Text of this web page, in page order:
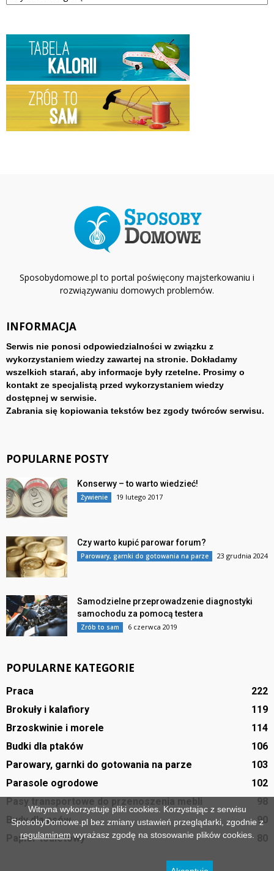
Witryna wykorzystuje pliki cookies. Korzystając z serwisu
SposobyDomowe.pl bez zmiany ustawień przeglądarki, zgodnie z
regulaminemwyrażasz zgodę na stosowanie plików cookies.
Sposobydomowe.pl to portal poświęcony majsterkowaniu i
rozwiązywaniu domowych problemów.
INFORMACJA
Serwis nie ponosi odpowiedzialności w związku z
wykorzystaniem wiedzy zawartej na stronie. Dokładamy
wszelkich starań, aby informacje były rzetelne. Prosimy o
kontakt ze specjalistą przed wykorzystaniem wiedzy
dostępnej w serwisie.
Zabrania się kopiowania tekstów bez zgody twórców serwisu.
POPULARNE POSTY
Konserwy – to warto wiedzieć!
Żywienie 19 lutego 2017
Czy warto kupić parowar forum?
Parowary, garnki do gotowania na parze 23 grudnia 2024
Samodzielne przeprowadzenie diagnostyki
samochodu za pomocą testera
Zrób to sam 6 czerwca 2019
POPULARNE KATEGORIE
Praca
222
Brokuły i kalafiory
119
Brzoskwinie i morele
114
Budki dla ptaków
106
Parowary, garnki do gotowania na parze
103
Parasole ogrodowe
102
Pasy transportowe do przenoszenia mebli
98
Budy dla psów
90
Papier toaletowy
80